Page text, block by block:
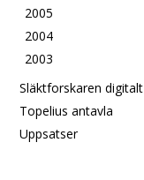
2005
2004
2003
Släktforskaren digitalt
Topelius antavla
Uppsatser